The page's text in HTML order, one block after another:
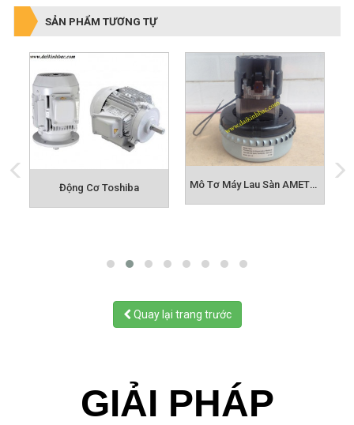
SẢN PHẨM TƯƠNG TỰ
Động Cơ Toshiba Mô Tơ Máy Lau Sàn AMETEK
Quay lại trang trước
GIẢI PHÁP